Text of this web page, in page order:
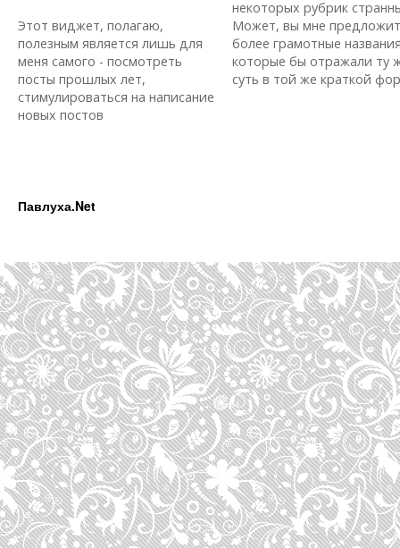
Этот виджет, полагаю,
полезным является лишь для
меня самого - посмотреть
посты прошлых лет,
стимулироваться на написание
новых постов
некоторых рубрик
Может, вы мне
более грамотные
которые бы отражали ту
суть в той же краткой
Павлуха.Net